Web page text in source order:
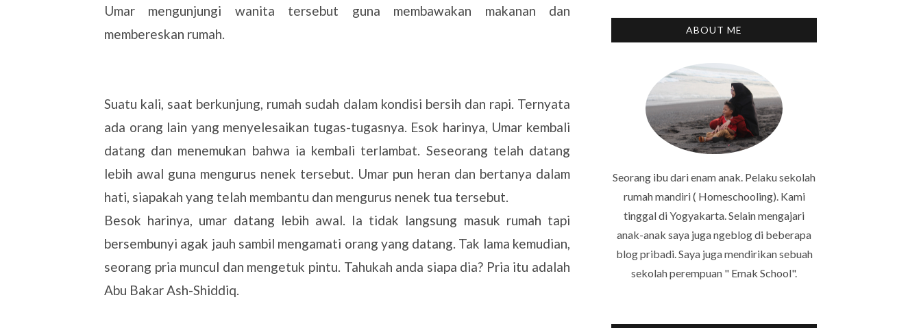
Umar mengunjungi wanita tersebut guna membawakan makanan dan
membereskan rumah.
Suatu kali, saat berkunjung, rumah sudah dalam kondisi bersih dan rapi. Ternyata
ada orang lain yang menyelesaikan tugas-tugasnya. Esok harinya, Umar kembali
datang dan menemukan bahwa ia kembali terlambat. Seseorang telah datang
lebih awal guna mengurus nenek tersebut. Umar pun heran dan bertanya dalam
hati, siapakah yang telah membantu dan mengurus nenek tua tersebut.
Besok harinya, umar datang lebih awal. Ia tidak langsung masuk rumah tapi
bersembunyi agak jauh sambil mengamati orang yang datang. Tak lama kemudian,
seorang pria muncul dan mengetuk pintu. Tahukah anda siapa dia? Pria itu adalah
Abu Bakar Ash-Shiddiq.
ABOUT ME
Seorang ibu dari enam anak. Pelaku sekolah
rumah mandiri ( Homeschooling). Kami
tinggal di Yogyakarta. Selain mengajari
anak-anak saya juga ngeblog di beberapa
blog pribadi. Saya juga mendirikan sebuah
sekolah perempuan " Emak School".